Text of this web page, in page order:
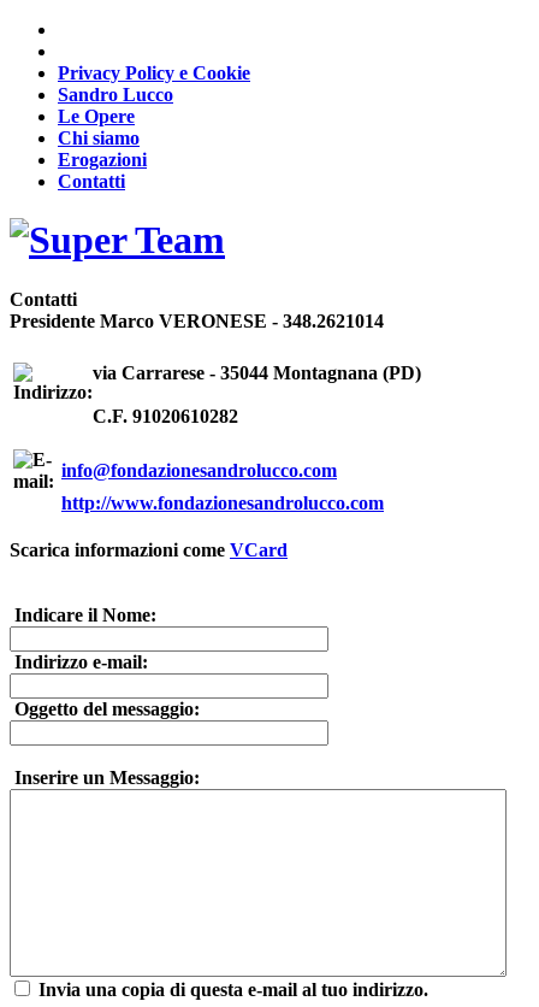
Privacy Policy e Cookie
Sandro Lucco
Le Opere
Chi siamo
Erogazioni
Contatti
Contatti
Presidente Marco VERONESE - 348.2621014
via Carrarese - 35044 Montagnana (PD)
C.F. 91020610282
info@fondazionesandrolucco.com
http://www.fondazionesandrolucco.com
Scarica informazioni come VCard
Indicare il Nome:
Indirizzo e-mail:
Oggetto del messaggio:
Inserire un Messaggio:
Invia una copia di questa e-mail al tuo indirizzo.